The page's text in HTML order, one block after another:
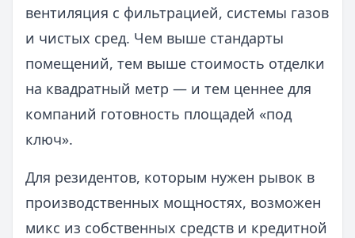
вентиляция с фильтрацией, системы газов
и чистых сред. Чем выше стандарты
помещений, тем выше стоимость отделки
на квадратный метр — и тем ценнее для
компаний готовность площадей «под
ключ».
Для резидентов, которым нужен рывок в
производственных мощностях, возможен
микс из собственных средств и кредитной